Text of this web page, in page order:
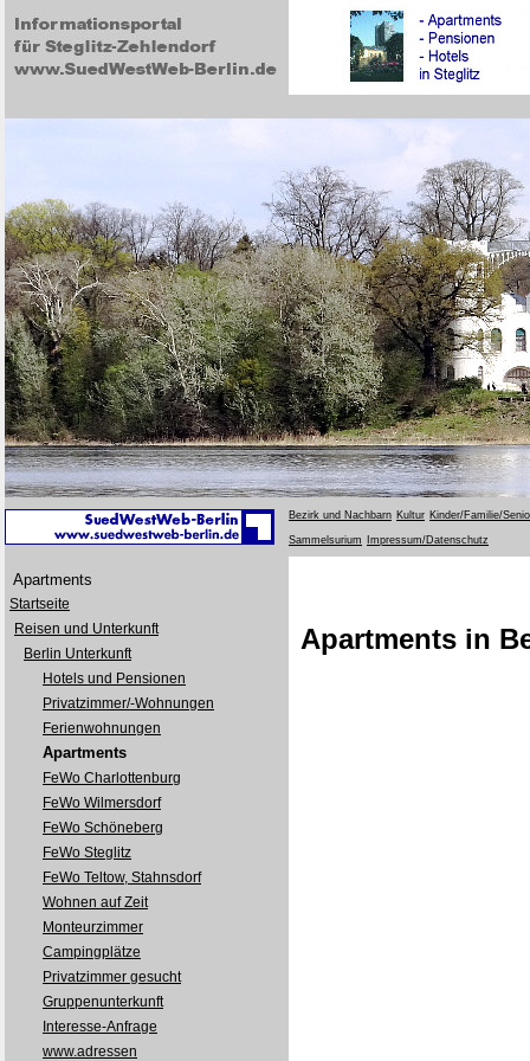
Bezirk und Nachbarn Kultur Kinder/Familie/
Sammelsurium Impressum/Datenschutz
Apartments
Startseite
Reisen und Unterkunft
Berlin Unterkunft
Hotels und Pensionen
Privatzimmer/-Wohnungen
Ferienwohnungen
Apartments
FeWo Charlottenburg
FeWo Wilmersdorf
FeWo Schöneberg
FeWo Steglitz
FeWo Teltow, Stahnsdorf
Wohnen auf Zeit
Monteurzimmer
Campingplätze
Privatzimmer gesucht
Gruppenunterkunft
Interesse-Anfrage
www.adressen
Apartments in